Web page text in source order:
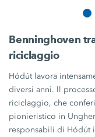
Benninghoven
riciclaggio
Hódút lavora
diversi anni. Il
riciclaggio, che
pionieristico in
responsabili di Hódút